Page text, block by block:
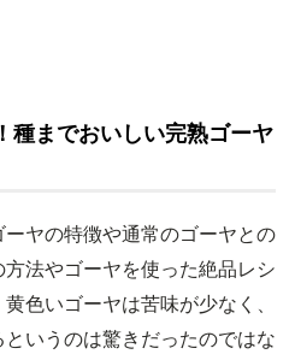
種までおいしい完熟ゴーヤ
ヤの特徴や通常のゴーヤとの
法やゴーヤを使った絶品レシ
色いゴーヤは苦味が少なく、
いうのは驚きだったのではな